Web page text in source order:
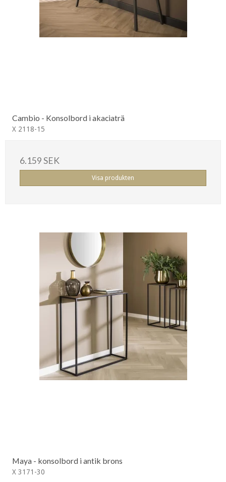
Cambio - Konsolbord i akaciaträ
X 2118-15
6.159 SEK
Visa produkten
Maya - konsolbord i antik brons
X 3171-30